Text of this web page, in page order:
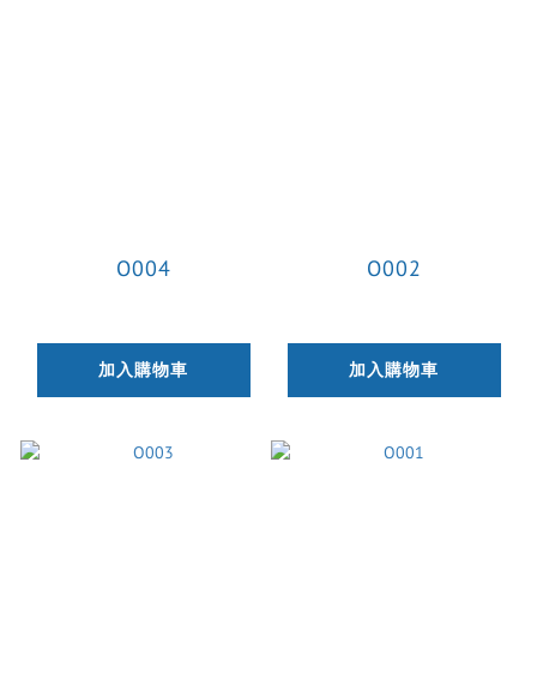
O004
加入購物車
O002
加入購物車